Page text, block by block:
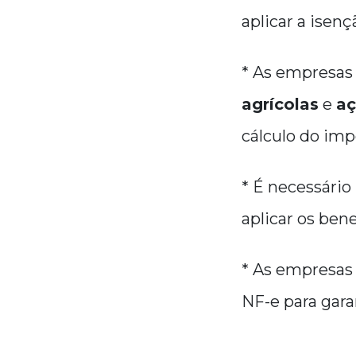
aplicar a
* As
agrícolas e
cálculo do
* É
aplicar os
* As
NF-e para